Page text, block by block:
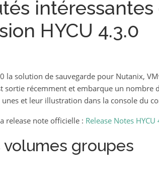
intéressantes
HYCU 4.3.0
la solution de sauvegarde pour Nutanix,
sortie récemment et embarque un nombre
et leur illustration dans la console du
release note officielle : Release Notes HYCU
groupes